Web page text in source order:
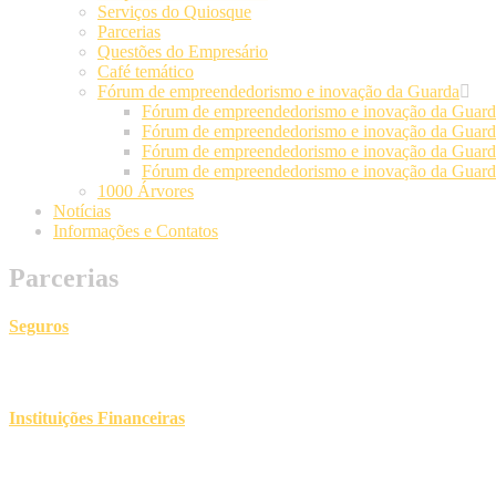
Serviços do Quiosque
Parcerias
Questões do Empresário
Café temático
Fórum de empreendedorismo e inovação da Guarda
Fórum de empreendedorismo e inovação da
Fórum de empreendedorismo e inovação da
Fórum de empreendedorismo e inovação da
Fórum de empreendedorismo e inovação da
1000 Árvores
Notícias
Informações e Contatos
Parcerias
Seguros
Instituições Financeiras